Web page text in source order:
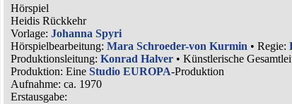
Hörspiel
Heidis Rückkehr
Vorlage:Johanna Spyri
Hörspielbearbeitung:Mara Schroeder-von Kurmin • Regie:
Produktionsleitung:Konrad Halver • Künstlerische
Produktion: EineStudio EUROPA-Produktion
Aufnahme:ca. 1970
Erstausgabe: